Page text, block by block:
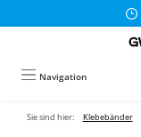
Navigation
Sie sind hier: Klebebänder